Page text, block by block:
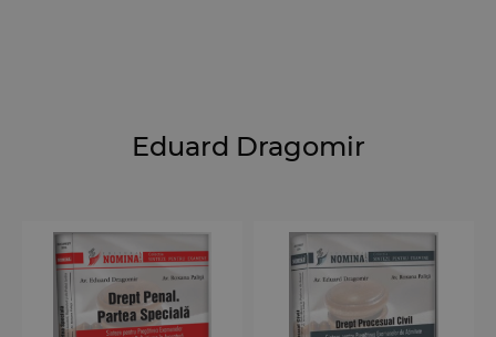
Eduard Dragomir